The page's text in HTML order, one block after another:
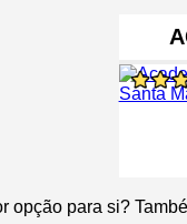
opção para si?